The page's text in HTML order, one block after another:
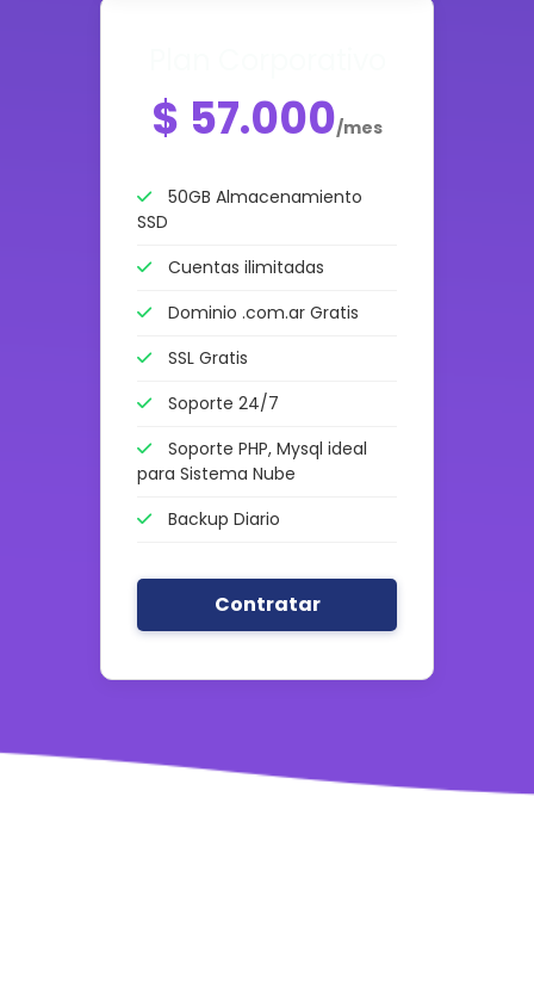
$ 57.000/mes
50GB Almacenamiento
SSD
Cuentas ilimitadas
Dominio .com.ar Gratis
SSL Gratis
Soporte 24/7
Soporte PHP, Mysql ideal
para Sistema Nube
Backup Diario
Contratar